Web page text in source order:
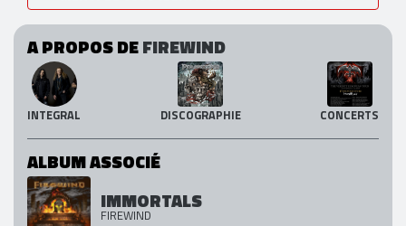
A PROPOS DEFIREWIND
INTEGRAL DISCOGRAPHIE CONCERTS
ALBUM ASSOCIÉ
IMMORTALS
FIREWIND